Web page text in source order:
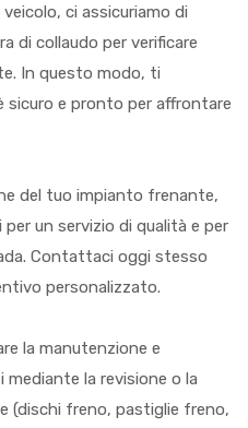
ci assicuriamo di
di collaudo per verificare
In questo modo, ti
sicuro e pronto per affrontare
del tuo impianto frenante,
un servizio di qualità e per
Contattaci oggi stesso
personalizzato.
la manutenzione e
la revisione o la
(dischi freno, pastiglie freno,